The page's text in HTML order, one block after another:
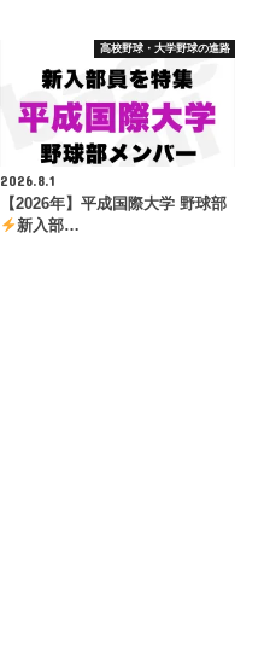
高校野球・大学野球の進路
2026.8.1
【2026年】平成国際大学 野球部
新入部…